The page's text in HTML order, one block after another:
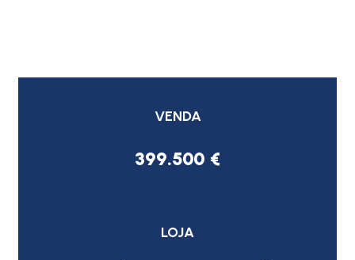
VENDA
399.500 €
LOJA